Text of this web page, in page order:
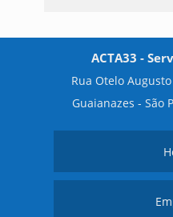
ACTA33 -
Rua Otelo
Guaianazes - São